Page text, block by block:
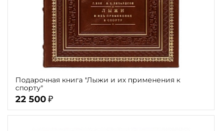
Подарочная книга "Лыжи и их применения к
спорту"
22 500 ₽